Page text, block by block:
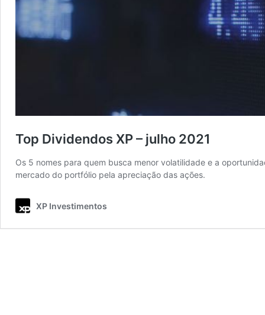
Top Dividendos XP – julho 2021
Os 5 nomes para quem busca menor volatilidade e a
mercado do portfólio pela apreciação das ações.
XP Investimentos